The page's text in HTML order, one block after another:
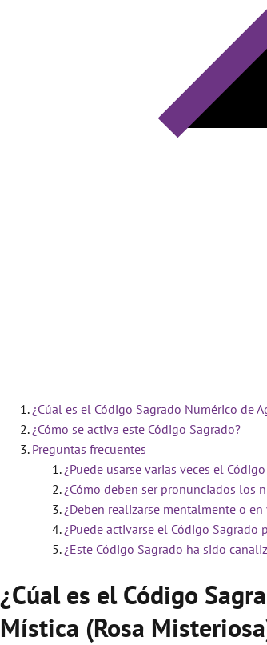
¿Cúal es el Código Sagrado Numérico de
¿Cómo se activa este Código Sagrado?
Preguntas frecuentes
¿Puede usarse varias veces el
¿Cómo deben ser pronunciados los
¿Deben realizarse mentalmente o en
¿Puede activarse el Código Sagrado
¿Este Código Sagrado ha sido
¿Cúal es el Código
Mística (Rosa